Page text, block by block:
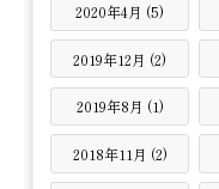
2020年4月 (5)
2019年12月 (2)
2019年8月 (1)
2018年11月 (2)